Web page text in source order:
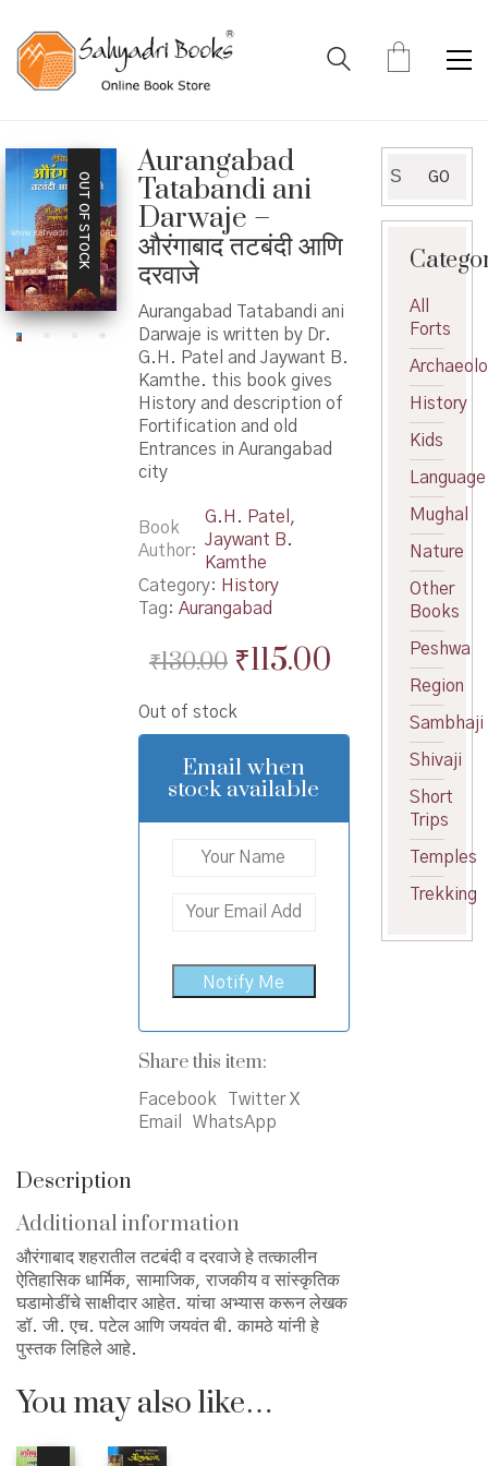
OUT OF STOCK
Aurangabad
Tatabandi ani
Darwaje –
औरंगाबाद तटबंदी आणि
दरवाजे
Aurangabad Tatabandi ani
Darwaje is written by Dr.
G.H. Patel and Jaywant B.
Kamthe. this book gives
History and description of
Fortification and old
Entrances in Aurangabad
city
Book
Author
G.H. Patel ,
Jaywant B.
Kamthe
Category: History
Tag: Aurangabad
₹130.00 Original
was:
₹130.00.
₹115.00Current
is:
₹115.00.
Out of stock
Email when
stock available
Share this item:
Facebook
Twitter X
Email
WhatsApp
Description
Additional information
औरंगाबाद शहरातील तटबंदी व दरवाजे हे तत्कालीन
ऐतिहासिक धार्मिक, सामाजिक, राजकीय व सांस्कृतिक
घडामोडींचे साक्षीदार आहेत. यांचा अभ्यास करून लेखक
डॉ. जी. एच. पटेल आणि जयवंत बी. कामठे यांनी हे
पुस्तक लिहिले आहे.
You may also like…
for:
GO
All
Forts
History
Kids
Language
Mughal
Nature
Other
Books
Peshwa
Region
Sambhaji
Shivaji
Short
Trips
Temples
Trekking